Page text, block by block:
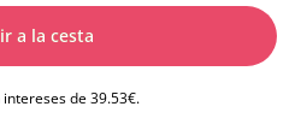
a la cesta
de 39.53€.